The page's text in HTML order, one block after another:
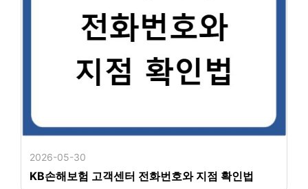
2026-05-30
KB손해보험 고객센터 전화번호와 지점 확인법